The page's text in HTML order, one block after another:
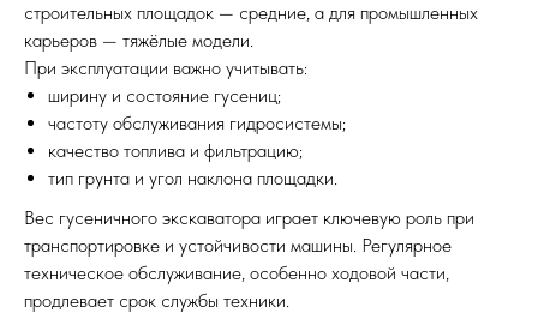
строительных площадок — средние, а для промышленных
карьеров — тяжёлые модели.
При эксплуатации важно учитывать:
ширину и состояние гусениц;
частоту обслуживания гидросистемы;
качество топлива и фильтрацию;
тип грунта и угол наклона площадки.
Вес гусеничного экскаватора играет ключевую роль при
транспортировке и устойчивости машины. Регулярное
техническое обслуживание, особенно ходовой части,
продлевает срок службы техники.